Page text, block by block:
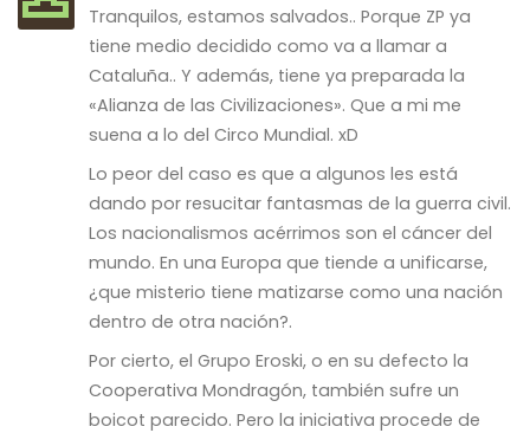
Tranquilos, estamos salvados.. Porque ZP ya
tiene medio decidido como va a llamar a
Cataluña.. Y además, tiene ya preparada la
«Alianza de las Civilizaciones». Que a mi me
suena a lo del Circo Mundial. xD
Lo peor del caso es que a algunos les está
dando por resucitar fantasmas de la guerra civil.
Los nacionalismos acérrimos son el cáncer del
mundo. En una Europa que tiende a unificarse,
¿que misterio tiene matizarse como una nación
dentro de otra nación?.
Por cierto, el Grupo Eroski, o en su defecto la
Cooperativa Mondragón, también sufre un
boicot parecido. Pero la iniciativa procede de